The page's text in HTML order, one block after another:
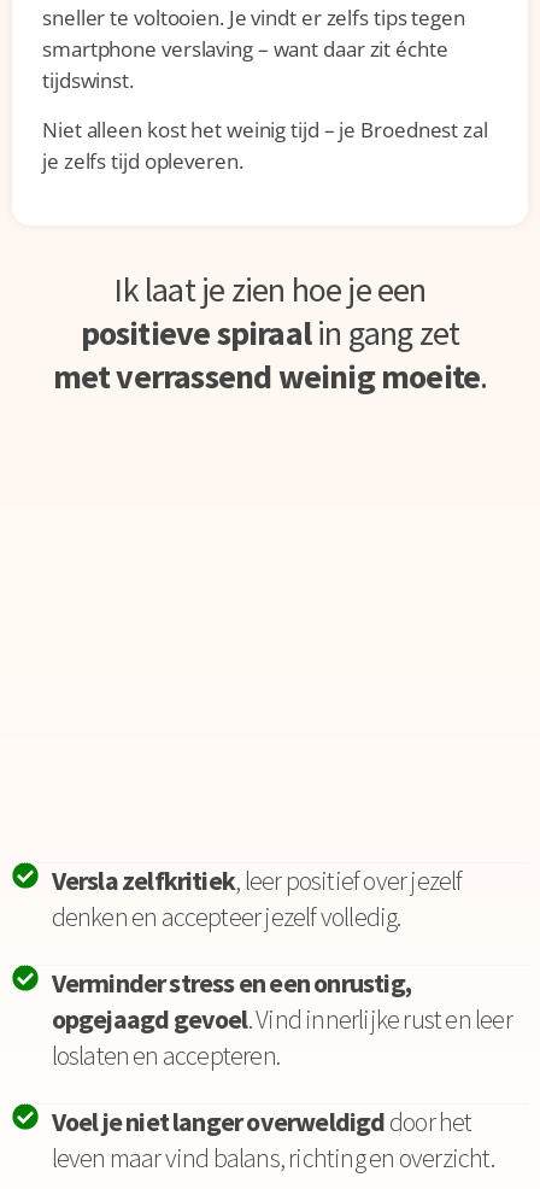
sneller te voltooien. Je vindt er zelfs tips tegen
smartphone verslaving – want daar zit échte
tijdswinst.
Niet alleen kost het weinig tijd – je Broednest zal
je zelfs tijd opleveren.
Ik laat je zien hoe je een
positieve spiraalin gang zet
met verrassend weinig moeite.
Versla zelfkritiek, leer positief over jezelf
denken en accepteer jezelf volledig.
Verminder stress en een onrustig,
opgejaagd gevoel. Vind innerlijke rust en leer
loslaten en accepteren.
Voel je niet langer overweldigddoor het
leven maar vind balans, richting en overzicht.